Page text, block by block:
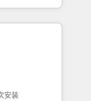
improve
&
安装